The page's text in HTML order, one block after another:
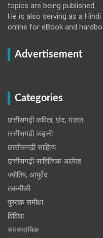
topics are being published.
He is also serving as a
online for eBook and
Advertisement
Categories
छत्तीसगढ़ी कविता, छंद, ग़ज़ल
छत्तीसगढ़ी कहानी
छत्‍तीसगढ़ी साहित्‍य
छत्तीसगढ़ी साहित्यिक आलेख
ज्योतिष, आयुर्वेद
तकनीकी
पुस्‍तक समीक्षा
विविधा
समसमायिक